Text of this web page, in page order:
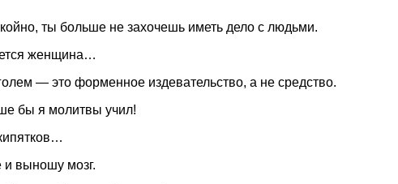
ты больше не захочешь иметь дело с людьми.
женщина…
— это форменное издевательство, а не средство.
бы я молитвы учил!
и выношу мозг.